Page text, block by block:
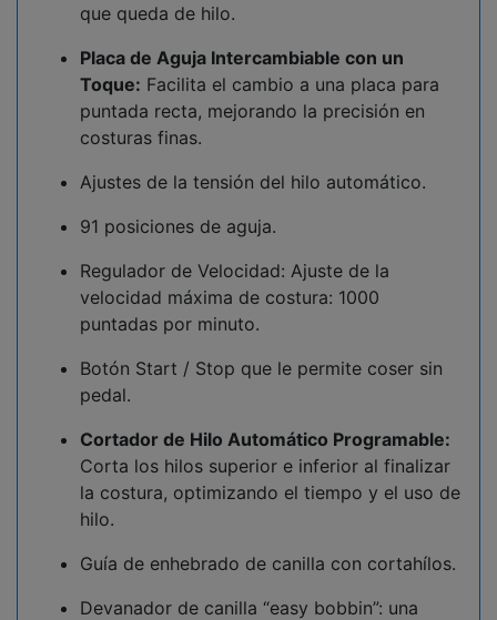
que queda de hilo.
Placa de Aguja Intercambiable con un
Toque: Facilita el cambio a una placa para
puntada recta, mejorando la precisión en
costuras finas.
Ajustes de la tensión del hilo automático.
91 posiciones de aguja.
Regulador de Velocidad: Ajuste de la
velocidad máxima de costura: 1000
puntadas por minuto.
Botón Start / Stop que le permite coser sin
pedal.
Cortador de Hilo Automático Programable:
Corta los hilos superior e inferior al finalizar
la costura, optimizando el tiempo y el uso de
hilo.
Guía de enhebrado de canilla con cortahílos.
Devanador de canilla “easy bobbin”: una